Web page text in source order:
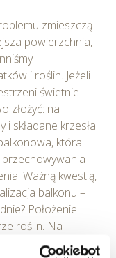
zmieszczą
powierzchnia,
i roślin. Jeżeli
świetnie
złożyć: na
składane krzesła.
która
przechowywania
Ważną kwestią,
balkonu –
Położenie
roślin. Na
słońca,